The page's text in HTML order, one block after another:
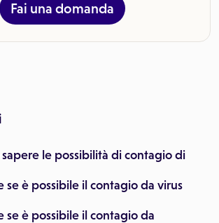
Fai una domanda
le possibilità di contagio di
se è possibile il contagio da virus
se è possibile il contagio da